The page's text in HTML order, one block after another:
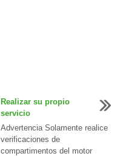
Realizar su propio
servicio
Advertencia Solamente realice
verificaciones de
compartimentos del motor